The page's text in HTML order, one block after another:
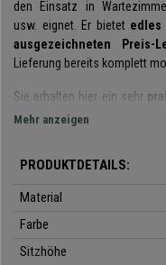
den Einsatz in
usw. eignet. Er bietet edles
ausgezeichneten Preis-
Lieferung bereits komplett
Sie erhalten hier ein sehr
jedem Ereignis eine gute
werden.
Durch das
Sitz und Rückenlehne
komfortabel. Kunden und
Mehr anzeigen
PRODUKTDETAILS:
Material
Farbe
Sitzhöhe